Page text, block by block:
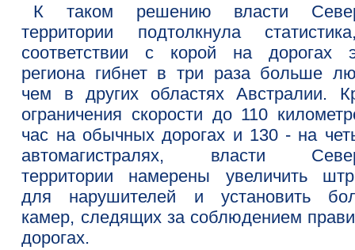
К таком решению власти
территории подтолкнула
соответствии с корой на дорогах
региона гибнет в три раза больше
чем в других областях Австралии.
ограничения скорости до 110
час на обычных дорогах и 130 - на
автомагистралях, власти
территории намерены увеличить
для нарушителей и установить
камер, следящих за соблюдением
дорогах.